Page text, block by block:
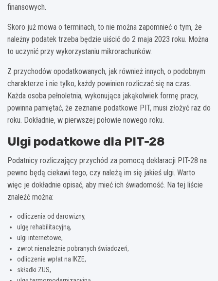
finansowych.
Skoro już mowa o terminach, to nie można zapomnieć o tym, że
należny podatek trzeba będzie uiścić do 2 maja 2023 roku. Można
to uczynić przy wykorzystaniu mikrorachunków.
Z przychodów opodatkowanych, jak również innych, o podobnym
charakterze i nie tylko, każdy powinien rozliczać się na czas.
Każda osoba pełnoletnia, wykonująca jakąkolwiek formę pracy,
powinna pamiętać, że zeznanie podatkowe PIT, musi złożyć raz do
roku. Dokładnie, w pierwszej połowie nowego roku.
Ulgi podatkowe dla PIT-28
Podatnicy rozliczający przychód za pomocą deklaracji PIT-28 na
pewno będą ciekawi tego, czy należą im się jakieś ulgi. Warto
więc je dokładnie opisać, aby mieć ich świadomość. Na tej liście
znaleźć można:
odliczenia od darowizny,
ulgę rehabilitacyjną,
ulgi internetowe,
zwrot nienależnie pobranych świadczeń,
odliczenie wpłat na IKZE,
składki ZUS,